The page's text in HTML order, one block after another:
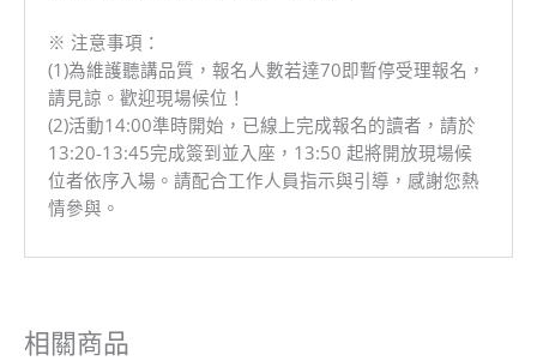
※ 注意事項：
(1)為維護聽講品質，報名人數若達70即暫停受理報名，
請見諒。歡迎現場候位！
(2)活動14:00準時開始，已線上完成報名的讀者，請於
13:20-13:45完成簽到並入座，13:50 起將開放現場候
位者依序入場。請配合工作人員指示與引導，感謝您熱
情參與。
相關商品